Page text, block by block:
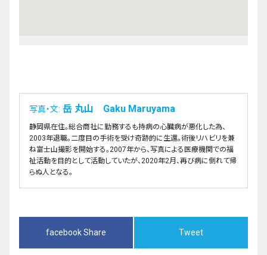
写真・文: 岳 丸山 Gaku Maruyama
静岡県在住。総合商社に勤務するも持病の心臓病が悪化した為、
2003年退職。二度目の手術を受け奇跡的に生還。術後リハビリを兼
ね富士山撮影を開始する。2007年から、写真による医療機関での福
祉活動を目的として活動していたが、2020年2月、再び病に倒れて帰
らぬ人となる。
facebook Share Tweet